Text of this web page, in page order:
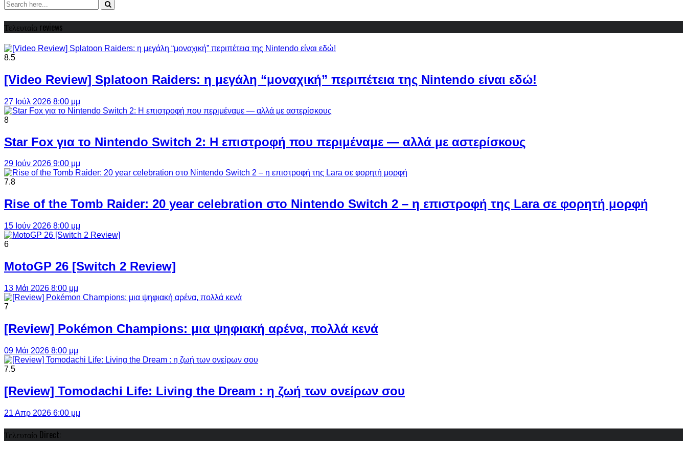
Τελευταία reviews
8.5
[Video Review] Splatoon Raiders: η μεγάλη “μοναχική” περιπέτεια της Nintendo είναι εδώ!
27 Ιούλ 2026 8:00 μμ
8
Star Fox για το Nintendo Switch 2: Η επιστροφή που περιμέναμε — αλλά με αστερίσκους
29 Ιούν 2026 9:00 μμ
7.8
Rise of the Tomb Raider: 20 year celebration στο Nintendo Switch 2 – η επιστροφή της Lara σε φορητή μορφή
15 Ιούν 2026 8:00 μμ
6
MotoGP 26 [Switch 2 Review]
13 Μάι 2026 8:00 μμ
7
[Review] Pokémon Champions: μια ψηφιακή αρένα, πολλά κενά
09 Μάι 2026 8:00 μμ
7.5
[Review] Tomodachi Life: Living the Dream : η ζωή των ονείρων σου
21 Απρ 2026 6:00 μμ
Τελευταίο Direct: